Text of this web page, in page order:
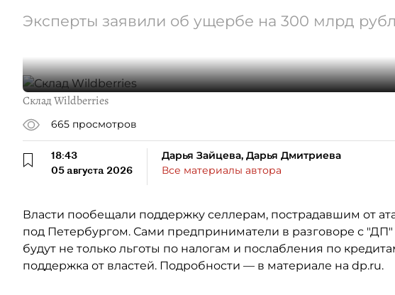
Эксперты заявили об ущербе на 300 млрд
Склад Wildberries
665 просмотров
18:43
05 августа 2026
Дарья Зайцева, Дарья Дмитриева
Все материалы автора
Власти пообещали поддержку селлерам, пострадавшим от
под Петербургом. Сами предприниматели в разговоре с
будут не только льготы по налогам и послабления по
поддержка от властей. Подробности — в материале на dp.ru.